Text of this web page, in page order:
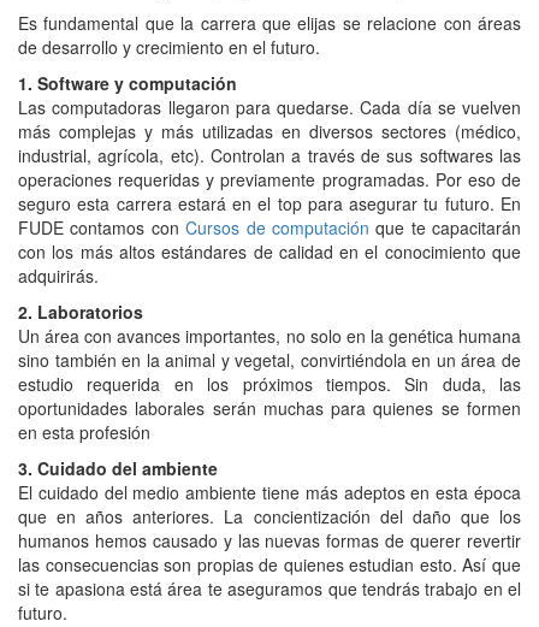
Es fundamental que la carrera que elijas se relacione con áreas
de desarrollo y crecimiento en el futuro.
1. Software y computación
Las computadoras llegaron para quedarse. Cada día se vuelven
más complejas y más utilizadas en diversos sectores (médico,
industrial, agrícola, etc). Controlan a través de sus softwares las
operaciones requeridas y previamente programadas. Por eso de
seguro esta carrera estará en el top para asegurar tu futuro. En
FUDE contamos conCursos de computación que te capacitarán
con los más altos estándares de calidad en el conocimiento que
adquirirás.
2. Laboratorios
Un área con avances importantes, no solo en la genética humana
sino también en la animal y vegetal, convirtiéndola en un área de
estudio requerida en los próximos tiempos. Sin duda, las
oportunidades laborales serán muchas para quienes se formen
en esta profesión
3. Cuidado del ambiente
El cuidado del medio ambiente tiene más adeptos en esta época
que en años anteriores. La concientización del daño que los
humanos hemos causado y las nuevas formas de querer revertir
las consecuencias son propias de quienes estudian esto. Así que
si te apasiona está área te aseguramos que tendrás trabajo en el
futuro.